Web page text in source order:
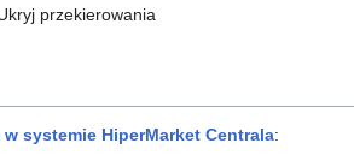
przekierowania
w systemie HiperMarket Centrala: